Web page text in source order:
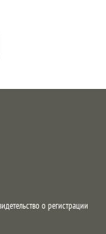
о регистрации